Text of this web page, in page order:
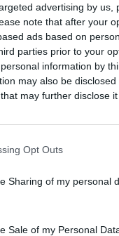
advertising by
note that after your
ads based on
parties prior to your
information by
may also be
that may further disclose
Opt Outs
Sharing of my personal
Sale of my Personal